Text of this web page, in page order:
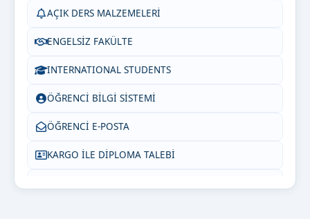
AÇIK DERS MALZEMELERİ
ENGELSİZ FAKÜLTE
INTERNATIONAL STUDENTS
ÖĞRENCİ BİLGİ SİSTEMİ
ÖĞRENCİ E-POSTA
KARGO İLE DİPLOMA TALEBİ